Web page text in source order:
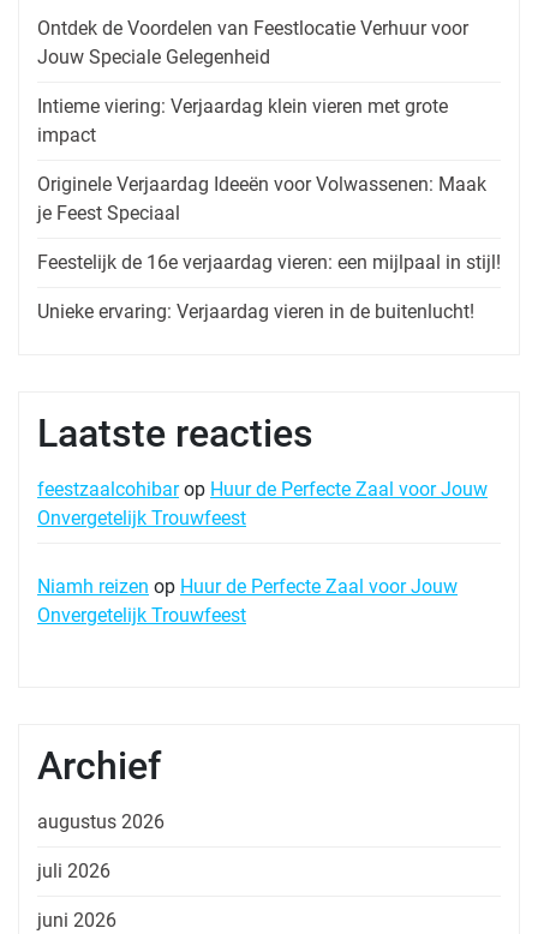
Ontdek de Voordelen van Feestlocatie Verhuur voor
Jouw Speciale Gelegenheid
Intieme viering: Verjaardag klein vieren met grote
impact
Originele Verjaardag Ideeën voor Volwassenen: Maak
je Feest Speciaal
Feestelijk de 16e verjaardag vieren: een mijlpaal in stijl!
Unieke ervaring: Verjaardag vieren in de buitenlucht!
Laatste reacties
feestzaalcohibarop Huur de Perfecte Zaal voor Jouw
Onvergetelijk Trouwfeest
Niamh reizen op Huur de Perfecte Zaal voor Jouw
Onvergetelijk Trouwfeest
Archief
augustus 2026
juli 2026
juni 2026